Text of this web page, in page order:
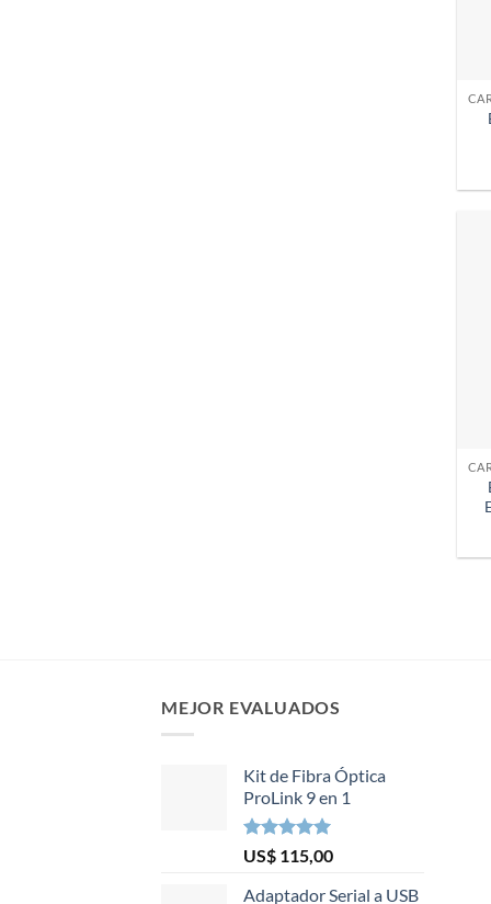
MEJOR EVALUADOS
Kit de Fibra Óptica
ProLink 9 en 1
Valorado en
5.00
de 5
US$ 115,00
Adaptador Serial a USB